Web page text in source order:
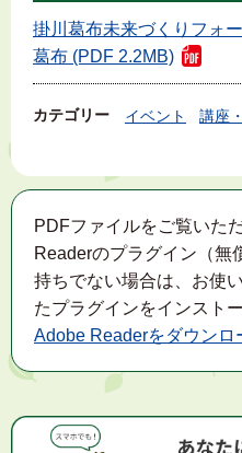
掛川葛布未来づくりフォ
葛布 (PDF 2.2MB)
カテゴリー イベント 講座
PDFファイルをご覧いた
Readerのプラグイン（無
持ちでない場合は、お使
たプラグインをインスト
Adobe Readerをダウンロ